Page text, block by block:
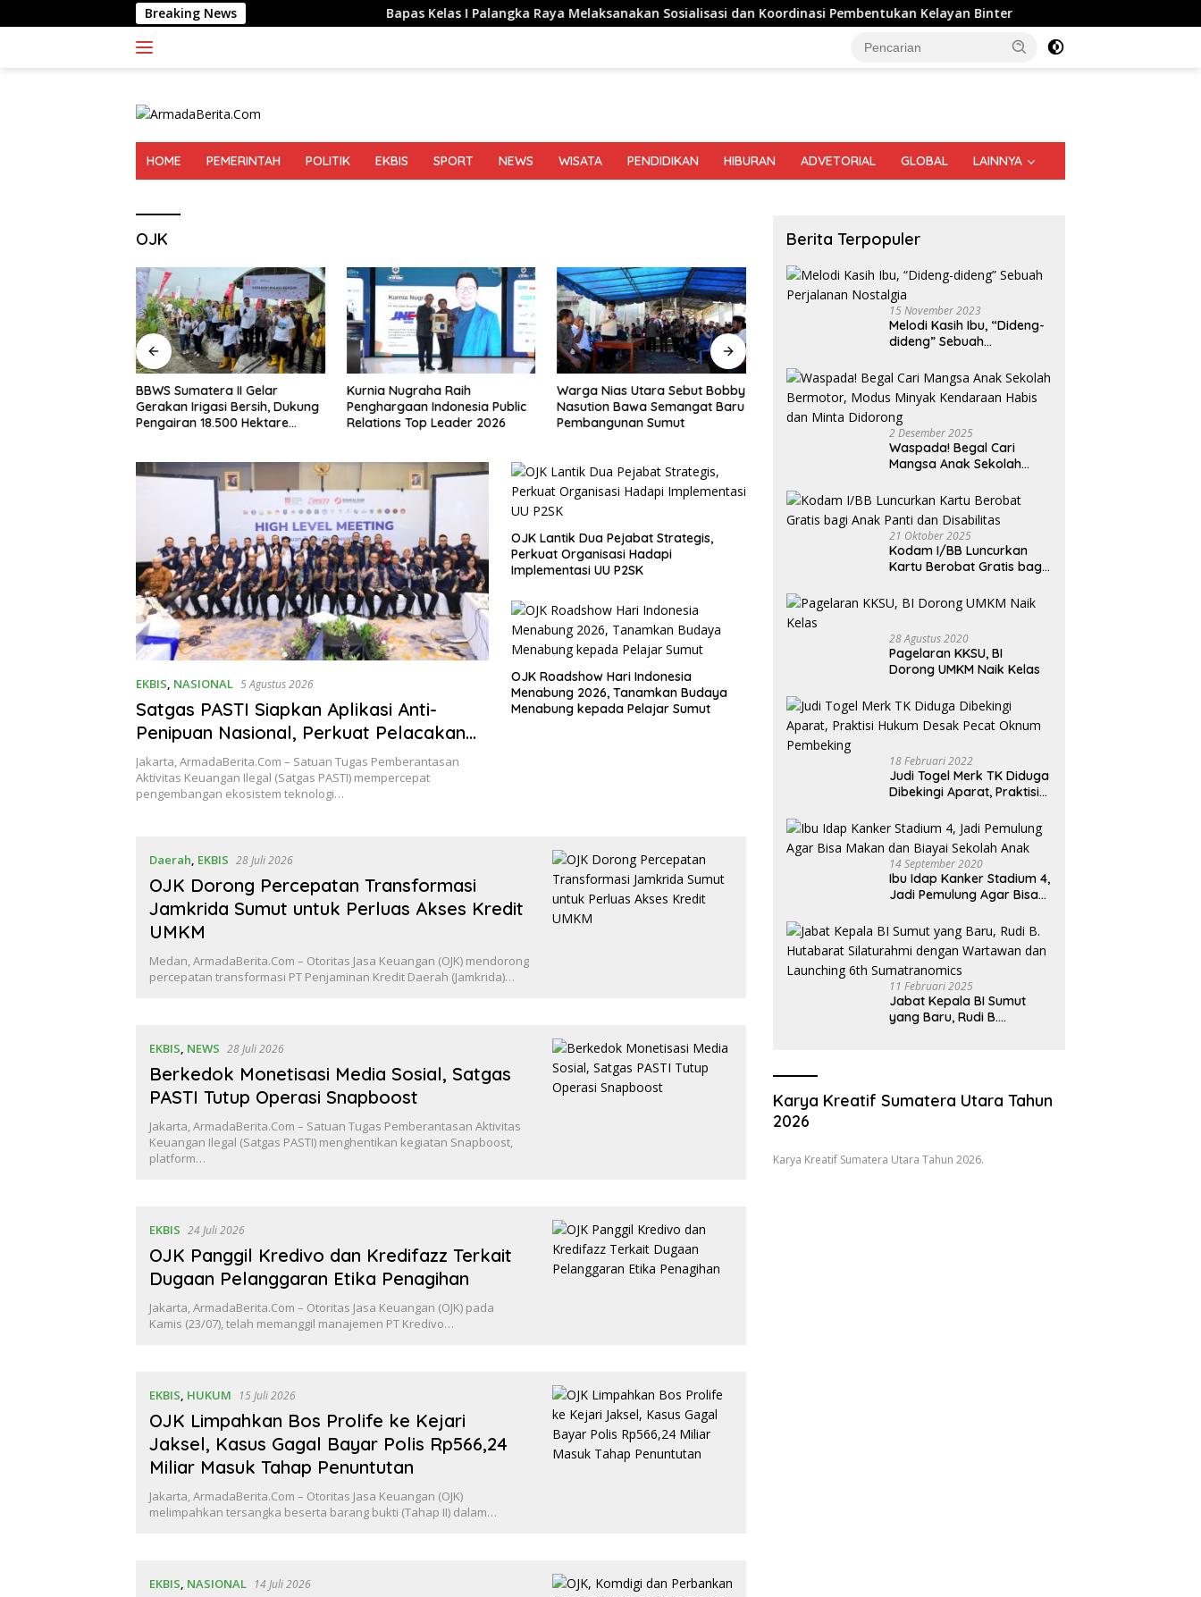
ke
Breaking News Bapas Kelas I Palangka Raya Melaksanakan Sosialisasi dan Koordinasi Pembentukan Kelayan Binter BBWS Sumatera II Gelar Gerakan
HOME PEMERINTAH POLITIK EKBIS SPORT NEWS WISATA PENDIDIKAN HIBURAN ADVETORIAL GLOBAL LAINNYA
OJK
BBWS Sumatera II Gelar
Gerakan Irigasi Bersih, Dukung
Pengairan 18.500 Hektare
Kurnia Nugraha Raih
Penghargaan Indonesia Public
Relations Top Leader 2026
Warga Nias Utara Sebut Bobby
Nasution Bawa Semangat Baru
Pembangunan Sumut
Keempat Kalinya Digelar di
Samosir, Festival Tao Toba
Joujou 2026 Resmi Dimulai
Bedah Buku Tionghoa Medan,
Sofyan Tan: Budaya Tidak
EKBIS, NASIONAL 5 Agustus 2026
Satgas PASTI Siapkan Aplikasi Anti-
Penipuan Nasional, Perkuat Pelacakan
Dana Korban Scam
Jakarta, ArmadaBerita.Com – Satuan Tugas Pemberantasan
Aktivitas Keuangan Ilegal (Satgas PASTI) mempercepat
pengembangan ekosistem teknologi…
OJK Lantik Dua Pejabat Strategis,
Perkuat Organisasi Hadapi
Implementasi UU P2SK
OJK Roadshow Hari Indonesia
Menabung 2026, Tanamkan Budaya
Menabung kepada Pelajar Sumut
Daerah, EKBIS 28 Juli 2026
OJK Dorong Percepatan Transformasi
Jamkrida Sumut untuk Perluas Akses Kredit
UMKM
Medan, ArmadaBerita.Com – Otoritas Jasa Keuangan (OJK) mendorong
percepatan transformasi PT Penjaminan Kredit Daerah (Jamkrida)…
EKBIS, NEWS 28 Juli 2026
Berkedok Monetisasi Media Sosial, Satgas
PASTI Tutup Operasi Snapboost
Jakarta, ArmadaBerita.Com – Satuan Tugas Pemberantasan Aktivitas
Keuangan Ilegal (Satgas PASTI) menghentikan kegiatan Snapboost,
platform…
EKBIS 24 Juli 2026
OJK Panggil Kredivo dan Kredifazz Terkait
Dugaan Pelanggaran Etika Penagihan
Jakarta, ArmadaBerita.Com – Otoritas Jasa Keuangan (OJK) pada
Kamis (23/07), telah memanggil manajemen PT Kredivo…
EKBIS, HUKUM 15 Juli 2026
OJK Limpahkan Bos Prolife ke Kejari
Jaksel, Kasus Gagal Bayar Polis Rp566,24
Miliar Masuk Tahap Penuntutan
Jakarta, ArmadaBerita.Com – Otoritas Jasa Keuangan (OJK)
melimpahkan tersangka beserta barang bukti (Tahap II) dalam…
EKBIS, NASIONAL 14 Juli 2026
Berita Terpopuler
15 November 2023
Melodi Kasih Ibu, “Dideng-
dideng” Sebuah
2 Desember 2025
Waspada! Begal Cari
Mangsa Anak Sekolah
Kendaraan Habis dan
Minta Didorong
21 Oktober 2025
Kodam I/BB Luncurkan
Kartu Berobat Gratis bagi
28 Agustus 2020
Pagelaran KKSU, BI
Dorong UMKM Naik Kelas
18 Februari 2022
Judi Togel Merk TK Diduga
Dibekingi Aparat, Praktisi
Oknum Pembeking
14 September 2020
Ibu Idap Kanker Stadium 4,
Jadi Pemulung Agar Bisa
Anak
11 Februari 2025
Jabat Kepala BI Sumut
yang Baru, Rudi B.
Karya Kreatif Sumatera Utara Tahun
2026
Karya Kreatif Sumatera Utara Tahun 2026.